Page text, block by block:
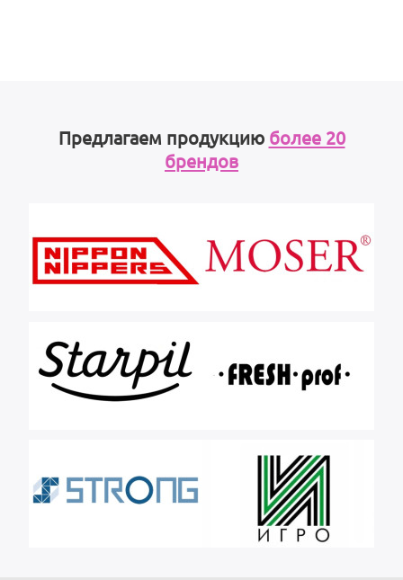
Предлагаем продукцию более 20
брендов